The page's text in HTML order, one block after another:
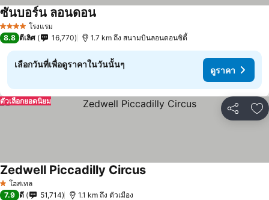
4 ดาว โรงแรม
ซันบอร์น ลอนดอนดูราคา
8.8 ดีเลิศ 16,770 1.7 km ถึง สนามบินลอนดอนซิตี้
เลือกวันที่เพื่อดูราคาในวันนั้นๆ
ดูราคา
แชร์ เ
ตัวเลือกยอดนิยม
1 ดาวโฮสเทล
Zedwell Piccadilly Circusดูราคา
7.9 ดี 51,714 1.1 km ถึง ตัวเมือง